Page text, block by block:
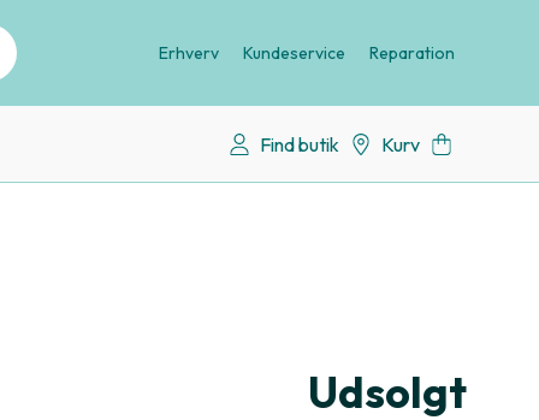
Erhverv Kundeservice Reparation
Find butik Kurv
Udsolgt